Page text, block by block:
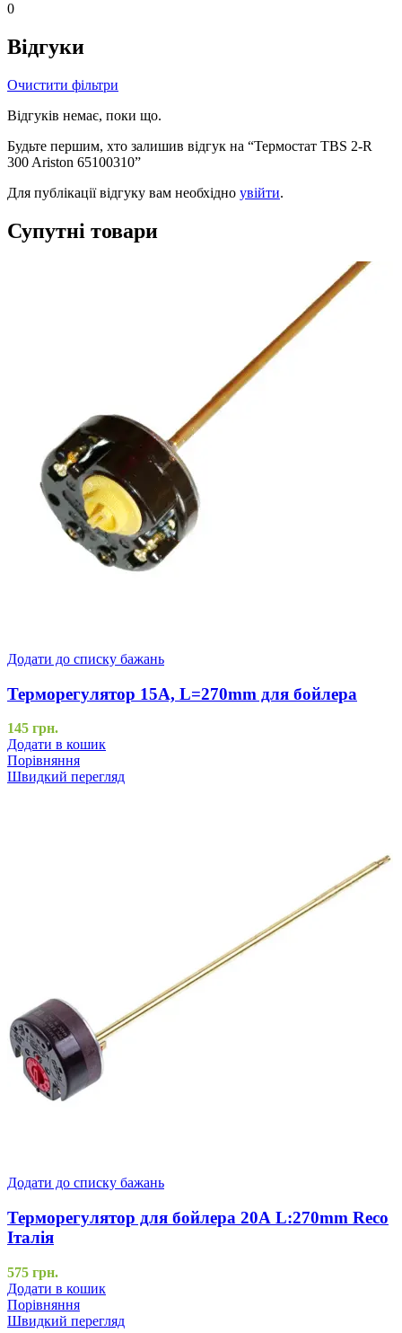
0
Відгуки
Очистити фільтри
Відгуків немає, поки що.
Будьте першим, хто залишив відгук на “Термостат TBS 2-R
300 Ariston 65100310”
Для публікації відгуку вам необхідно увійти.
Супутні товари
Додати до списку бажань
Терморегулятор 15А, L=270mm для бойлера
145 грн.
Додати в кошик
Порівняння
Швидкий перегляд
Додати до списку бажань
Терморегулятор для бойлера 20А L:270mm Reco
Італія
575 грн.
Додати в кошик
Порівняння
Швидкий перегляд